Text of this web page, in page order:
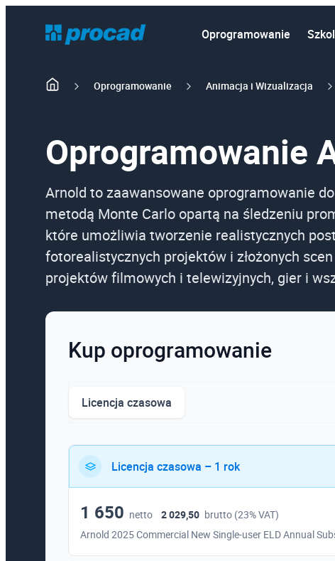
Oprogramowanie
Oprogramowanie Animacja i Wizualizacja
Oprogramowanie
Arnold to zaawansowane oprogramowanie
metodą Monte Carlo opartą na śledzeniu
które umożliwia tworzenie realistycznych
fotorealistycznych projektów i złożonych
projektów filmowych i telewizyjnych, gier i
Kup oprogramowanie
Licencja czasowa
Licencja czasowa – 1 rok
1 650 netto 2 029,50 brutto (23% VAT)
Arnold 2025 Commercial New Single-user ELD Annual